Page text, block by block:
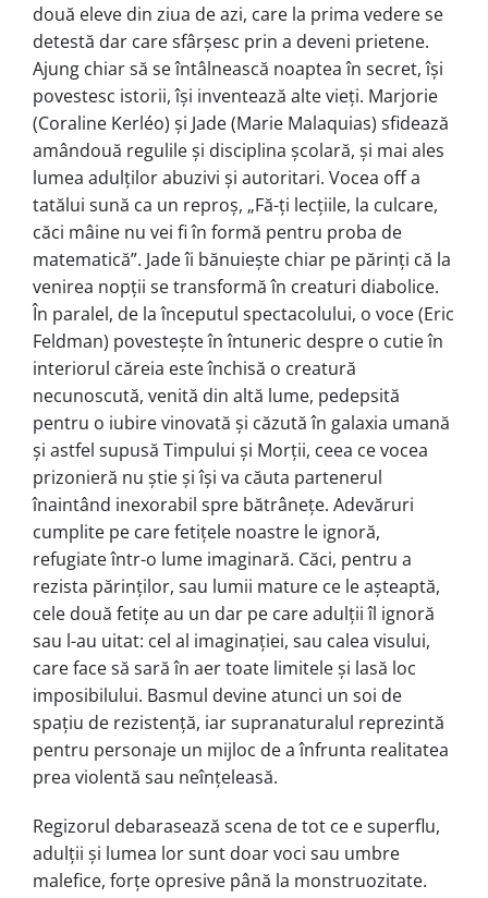
două eleve din ziua de azi, care la prima vedere se
detestă dar care sfârșesc prin a deveni prietene.
Ajung chiar să se întâlnească noaptea în secret, își
povestesc istorii, își inventează alte vieți. Marjorie
(Coraline Kerléo) şi Jade (Marie Malaquias) sfidează
amândouă regulile și disciplina școlară, şi mai ales
lumea adulţilor abuzivi și autoritari. Vocea off a
tatălui sună ca un reproș, „Fă-ți lecțiile, la culcare,
căci mâine nu vei fi în formă pentru proba de
matematică”. Jade îi bănuiește chiar pe părinţi că la
venirea nopţii se transformă în creaturi diabolice.
În paralel, de la începutul spectacolului, o voce (Eric
Feldman) povestește în întuneric despre o cutie în
interiorul căreia este închisă o creatură
necunoscută, venită din altă lume, pedepsită
pentru o iubire vinovată şi căzută în galaxia umană
și astfel supusă Timpului și Morții, ceea ce vocea
prizonieră nu știe și își va căuta partenerul
înaintând inexorabil spre bătrâneţe. Adevăruri
cumplite pe care fetițele noastre le ignoră,
refugiate într-o lume imaginară. Căci, pentru a
rezista părinţilor, sau lumii mature ce le așteaptă,
cele două fetiţe au un dar pe care adulţii îl ignoră
sau l-au uitat: cel al imaginaţiei, sau calea visului,
care face să sară în aer toate limitele şi lasă loc
imposibilului. Basmul devine atunci un soi de
spațiu de rezistenţă, iar supranaturalul reprezintă
pentru personaje un mijloc de a înfrunta realitatea
prea violentă sau neînțeleasă.
Regizorul debarasează scena de tot ce e superflu,
adulții și lumea lor sunt doar voci sau umbre
malefice, forţe opresive până la monstruozitate.